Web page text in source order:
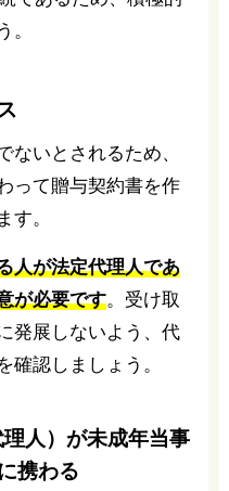
。
ないとされるため、
って贈与契約書を作
す。
人が法定代理人であ
が必要です。受け取
発展しないよう、代
確認しましょう。
人）が未成年当事
携わる